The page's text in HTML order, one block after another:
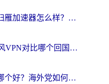
海外党自救指南：归雁加速器怎么样？教你避开坑实现国内资源无缝访问
ChickCN VPN和旋风VPN对比哪个回国效果更好？海外用户的选择困境与出路
雷神手游和六毫秒哪个好？海外党如何真正解锁国内资源